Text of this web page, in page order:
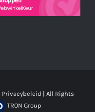
Privacybeleid | All Rights
TRON Group